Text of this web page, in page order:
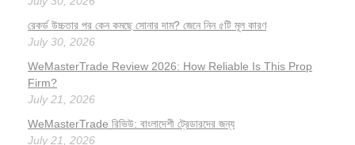
রেকর্ড উচ্চতার পর কেন কমছে সোনার দাম? জেনে নিন ৫টি মূল কারণ
July 30, 2026
WeMasterTrade Review 2026: How Reliable Is This Prop
Firm?
July 21, 2026
WeMasterTrade রিভিউ: বাংলাদেশী ট্রেডারদের জন্য
July 21, 2026